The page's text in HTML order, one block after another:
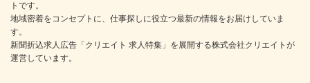
トです。
地域密着をコンセプトに、仕事探しに役立つ最新の情報をお届けしていま
す。
新聞折込求人広告「クリエイト 求人特集」を展開する株式会社クリエイトが
運営しています。